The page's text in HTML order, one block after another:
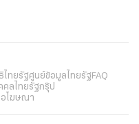
ไทยรัฐศูนย์ข้อมูลไทยรัฐFAQ
ลไทยรัฐกรุ๊ป
โฆษณา